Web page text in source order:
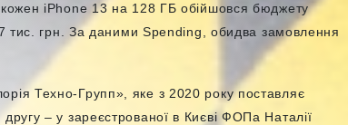
iPhone 13 на 128 ГБ обійшовся бюджету
грн. За даними Spending, обидва замовлення
Техно-Групп», яке з 2020 року поставляє
– у зареєстрованої в Києві ФОПа Наталії